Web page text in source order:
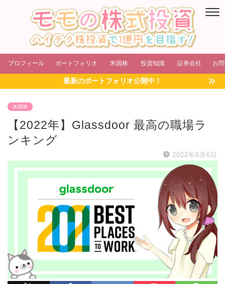
プロフィール ポートフォリオ 米国株 投資知識 証券会社 お
最新のポートフォリオ公開中！
米国株
【2022年】Glassdoor 最高の職場ラ
ンキング
2022年6月6日